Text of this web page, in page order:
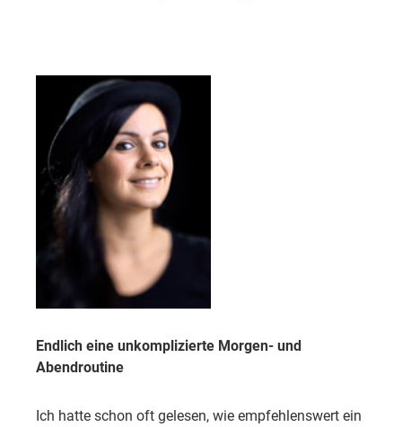
Endlich eine unkomplizierte Morgen- und
Abendroutine
Ich hatte schon oft gelesen, wie empfehlenswert ein